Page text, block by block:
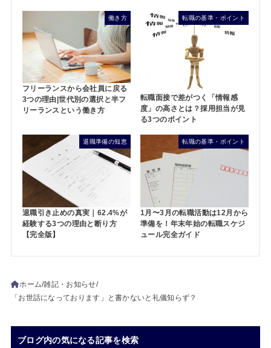
働き方
フリーランスから会社員に戻る
3つの理由|世代別の選択と半フ
リーランスという働き方
転職の基準・ポイント
転職面接で差がつく「情報感
度」の高さとは？採用担当が見
る3つのポイント
退職準備の知恵
退職引き止めの真実｜62.4%が
経験する3つの理由と断り方
【完全版】
転職の基準・ポイント
1月〜3月の転職活動は12月から
準備を！年末年始の転職スケジ
ュール完全ガイド
ホーム 雑記・お知らせ
「お世話になっております」と書かないと礼儀知らず？
ブログ内の気になる記事を検索